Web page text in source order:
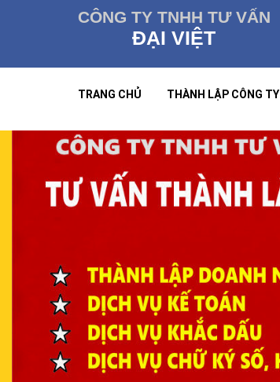
CÔNG TY TNHH TƯ VẤN
ĐẠI VIỆT
TRANG CHỦ THÀNH LẬP CÔNG TY